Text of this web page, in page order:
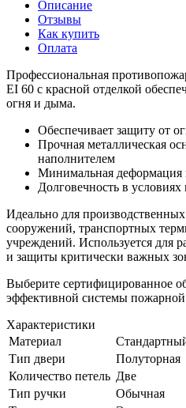
Описание
Отзывы
Как купить
Оплата
Профессиональная
EI 60 с красной отделкой
огня и дыма.
Обеспечивает защиту от
Прочная металлическая
наполнителем
Минимальная деформация
Долговечность в
Идеально для
сооружений, транспортных
учреждений. Используется для
и защиты критически важных
Выберите сертифицированное
эффективной системы пожарной
Характеристики
Материал
Тип двери
Полуторная
Количество петель Две
Тип ручки
Обычная